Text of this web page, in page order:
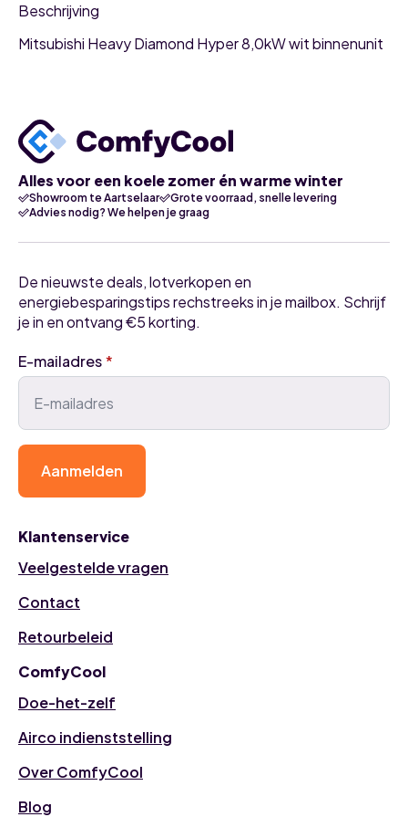
Beschrijving
Mitsubishi Heavy Diamond Hyper 8,0kW wit binnenunit
Alles voor een koele zomer én warme winter
Showroom te Aartselaar
Grote voorraad, snelle levering
Advies nodig? We helpen je graag
Klantenservice
Veelgestelde vragen
Contact
Retourbeleid
ComfyCool
Doe-het-zelf
Airco indienststelling
Over ComfyCool
Blog
De nieuwste deals, lotverkopen en
energiebesparingstips rechstreeks in je mailbox. Schrijf
je in en ontvang €5 korting.
E-mailadres*
Aanmelden